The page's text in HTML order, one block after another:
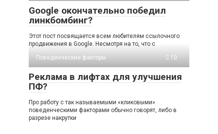
Google окончательно победил
линкбомбинг?
Этот пост посвящается всем любителям ссылочного
продвижения в Google. Несмотря на то, что с
Поведенческие факторы
10
Реклама в лифтах для улучшения
ПФ?
Про работу с так называемыми «кликовыми»
поведенческими факторами обычно говорят, либо в
разрезе накрутки